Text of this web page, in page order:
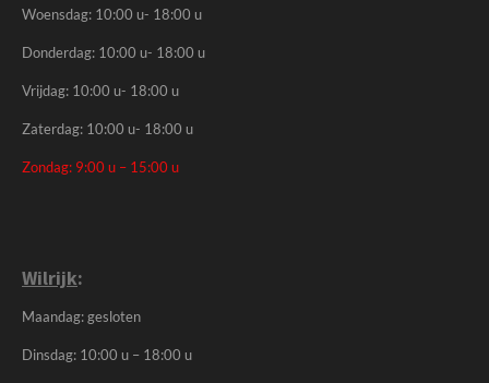
Woensdag: 10:00 u- 18:00 u
Donderdag: 10:00 u- 18:00 u
Vrijdag: 10:00 u- 18:00 u
Zaterdag: 10:00 u- 18:00 u
Zondag: 9:00 u – 15:00 u
Wilrijk:
Maandag: gesloten
Dinsdag: 10:00 u – 18:00 u